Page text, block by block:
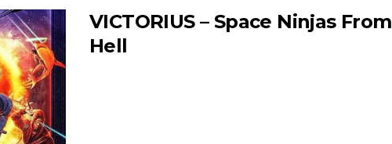
VICTORIUS – Space Ninjas From
Hell